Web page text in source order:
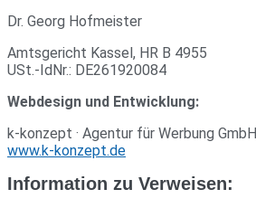
Dr. Georg Hofmeister
Amts­ge­richt Kassel, HR B 4955
USt.-IdNr.: DE261920084
Web­de­sign und Entwicklung:
k‑konzept · Agentur für Wer­bung GmbH
www.k‑konzept.de
Infor­ma­tion zu Verweisen: